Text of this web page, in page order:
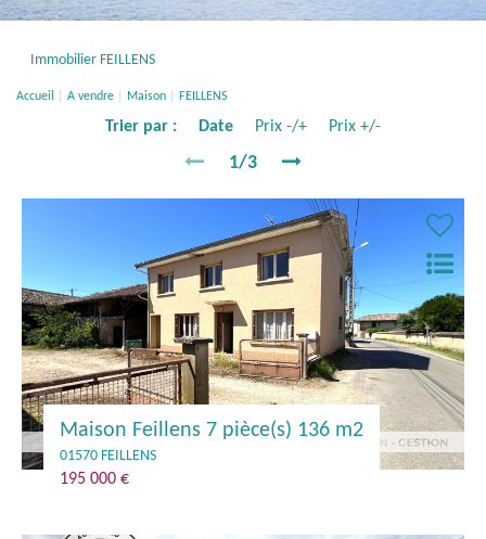
Immobilier FEILLENS
Accueil A vendre Maison FEILLENS
Trier par : Date Prix -/+ Prix +/-
1/3
Maison Feillens 7 pièce(s) 136 m2
01570 FEILLENS
195 000 €